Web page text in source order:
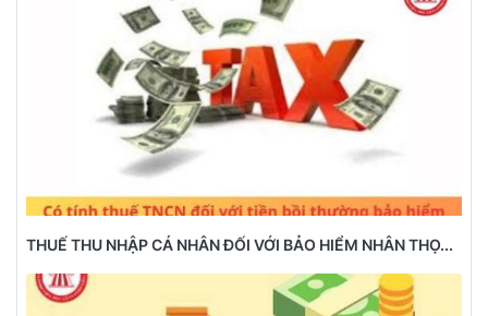
THUẾ THU NHẬP CÁ NHÂN ĐỐI VỚI BẢO HIỂM NHÂN THỌ...